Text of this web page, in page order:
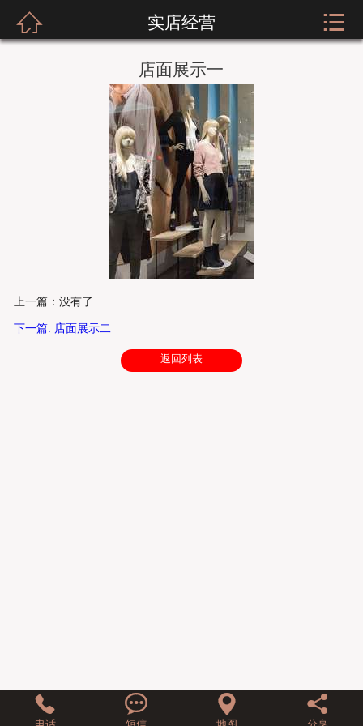
服装展示
实店经营
招商加盟
公司荣誉
 实店经营 
店面展示一
上一篇：没有了
下一篇: 店面展示二
返回列表
   